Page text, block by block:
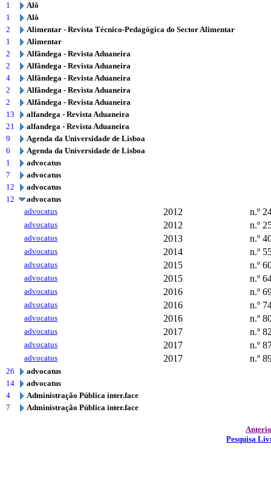
1
Alô
1
Alô
2
Alimentar - Revista Técnico-Pedagógica do Sector Alimentar
1
Alimentar
2
Alfândega - Revista Aduaneira
2
Alfândega - Revista Aduaneira
4
Alfândega - Revista Aduaneira
2
Alfândega - Revista Aduaneira
2
Alfândega - Revista Aduaneira
13
alfandega - Revista Aduaneira
21
alfandega - Revista Aduaneira
9
Agenda da Universidade de Lisboa
6
Agenda da Universidade de Lisboa
1
advocatus
7
advocatus
12
advocatus
12
advocatus
advocatus
2012 n.º
advocatus 2012 n.º
advocatus 2013 n.º
advocatus 2014 n.º
advocatus 2015 n.º
advocatus 2015 n.º
advocatus 2016 n.º
advocatus 2016 n.º
advocatus 2016 n.º
advocatus 2017 n.º
advocatus 2017 n.º
advocatus 2017 n.º
26
advocatus
14
advocatus
4
Administração Pública inter.face
7
Administração Pública inter.face
Pesquisa